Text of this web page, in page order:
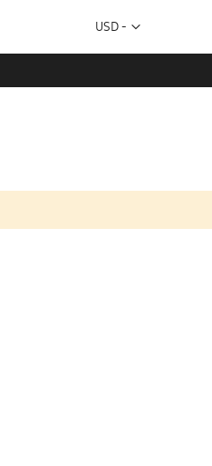
Moneda
USD -